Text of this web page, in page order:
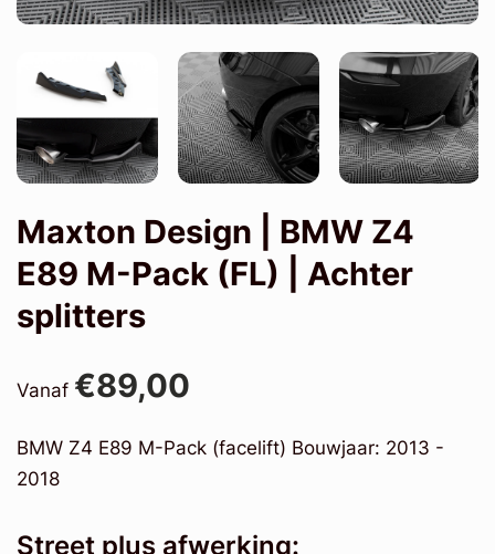
Maxton Design | BMW Z4
E89 M-Pack (FL) | Achter
splitters
Vanaf €89,00
BMW Z4 E89 M-Pack (facelift) Bouwjaar: 2013 -
2018
Street plus afwerking: